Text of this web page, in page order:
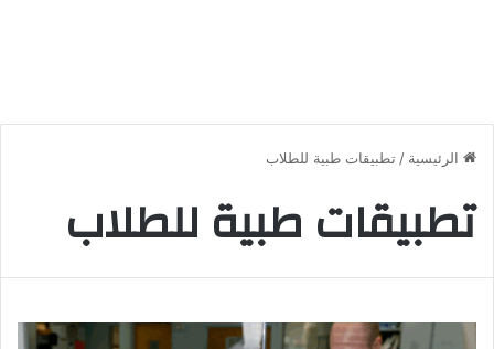
الرئيسية / تطبيقات طبية للطلاب
تطبيقات طبية للطلاب